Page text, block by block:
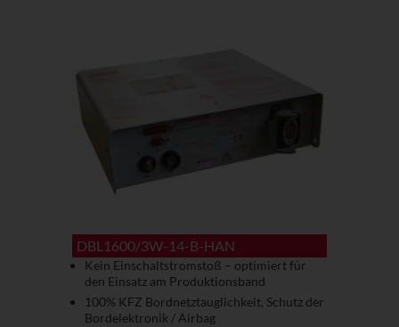
DBL1600/3W-14-B-HAN
Kein Einschaltstromstoß – optimiert für
den Einsatz am Produktionsband
100% KFZ Bordnetztauglichkeit, Schutz der
Bordelektronik / Airbag